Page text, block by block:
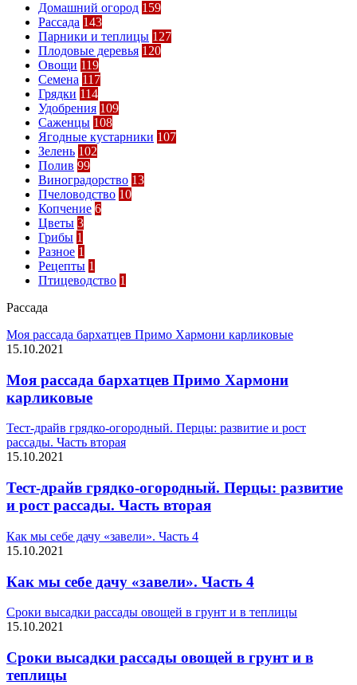
Домашний огород 159
Рассада 143
Парники и теплицы 127
Плодовые деревья 120
Овощи 119
Семена 117
Грядки 114
Удобрения 109
Саженцы 108
Ягодные кустарники 107
Зелень 102
Полив 99
Виноградорство 13
Пчеловодство 10
Копчение 6
Цветы 3
Грибы 1
Разное 1
Рецепты 1
Птицеводство 1
Рассада
Моя рассада бархатцев Примо Хармони карликовые
15.10.2021
Моя рассада бархатцев Примо Хармони
карликовые
Тест-драйв грядко-огородный. Перцы: развитие и рост
рассады. Часть вторая
15.10.2021
Тест-драйв грядко-огородный. Перцы: развитие
и рост рассады. Часть вторая
Как мы себе дачу «завели». Часть 4
15.10.2021
Как мы себе дачу «завели». Часть 4
Сроки высадки рассады овощей в грунт и в теплицы
15.10.2021
Сроки высадки рассады овощей в грунт и в
теплицы